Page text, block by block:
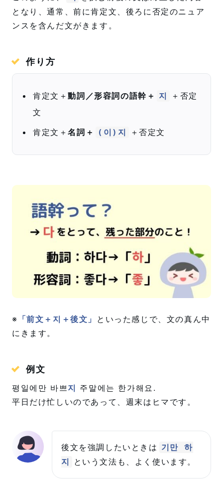
となり、通常、前に肯定文、後ろに否定のニュア
ンスを含んだ文がきます。
作り方
肯定文＋動詞／形容詞の語幹＋ 지
＋否定
文
肯定文＋名詞＋ (이)지 ＋否定文
※ 「前文＋지＋後文」 といった感じで、文の真ん中
にきます。
例文
평일에만 바쁘 지 주말에는 한가해요.
平日だけ忙しいのであって、週末はヒマです。
後文を強調したいときは 기만 하
지
という文法も、よく使います。